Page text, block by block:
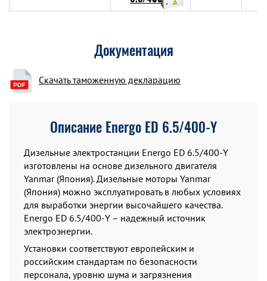
Документация
Скачать таможенную декларацию
Описание Energo ED 6.5/400-Y
Дизельные электростанции Energo ED 6.5/400-Y
изготовлены на основе дизельного двигателя
Yanmar (Япония). Дизельные моторы Yanmar
(Япония) можно эксплуатировать в любых условиях
для выработки энергии высочайшего качества.
Energo ED 6.5/400-Y – надежный источник
электроэнергии.
Установки соответствуют европейским и
российским стандартам по безопасности
персонала, уровню шума и загрязнения